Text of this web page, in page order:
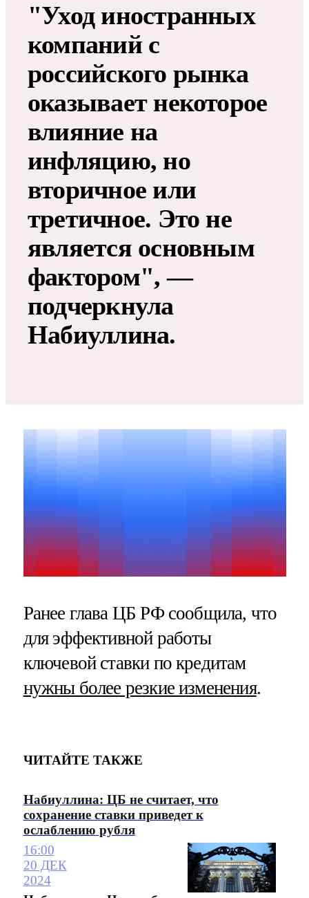
"Уход иностранных
компаний с
российского рынка
оказывает некоторое
влияние на
инфляцию, но
вторичное или
третичное. Это не
является основным
фактором", —
подчеркнула
Набиуллина.
Ранее глава ЦБ РФ сообщила, что
для эффективной работы
ключевой ставки по кредитам
нужны более резкие изменения.
ЧИТАЙТЕ ТАКЖЕ
Набиуллина: ЦБ не считает, что
сохранение ставки приведет к
ослаблению рубля
16:00
20 ДЕК
2024